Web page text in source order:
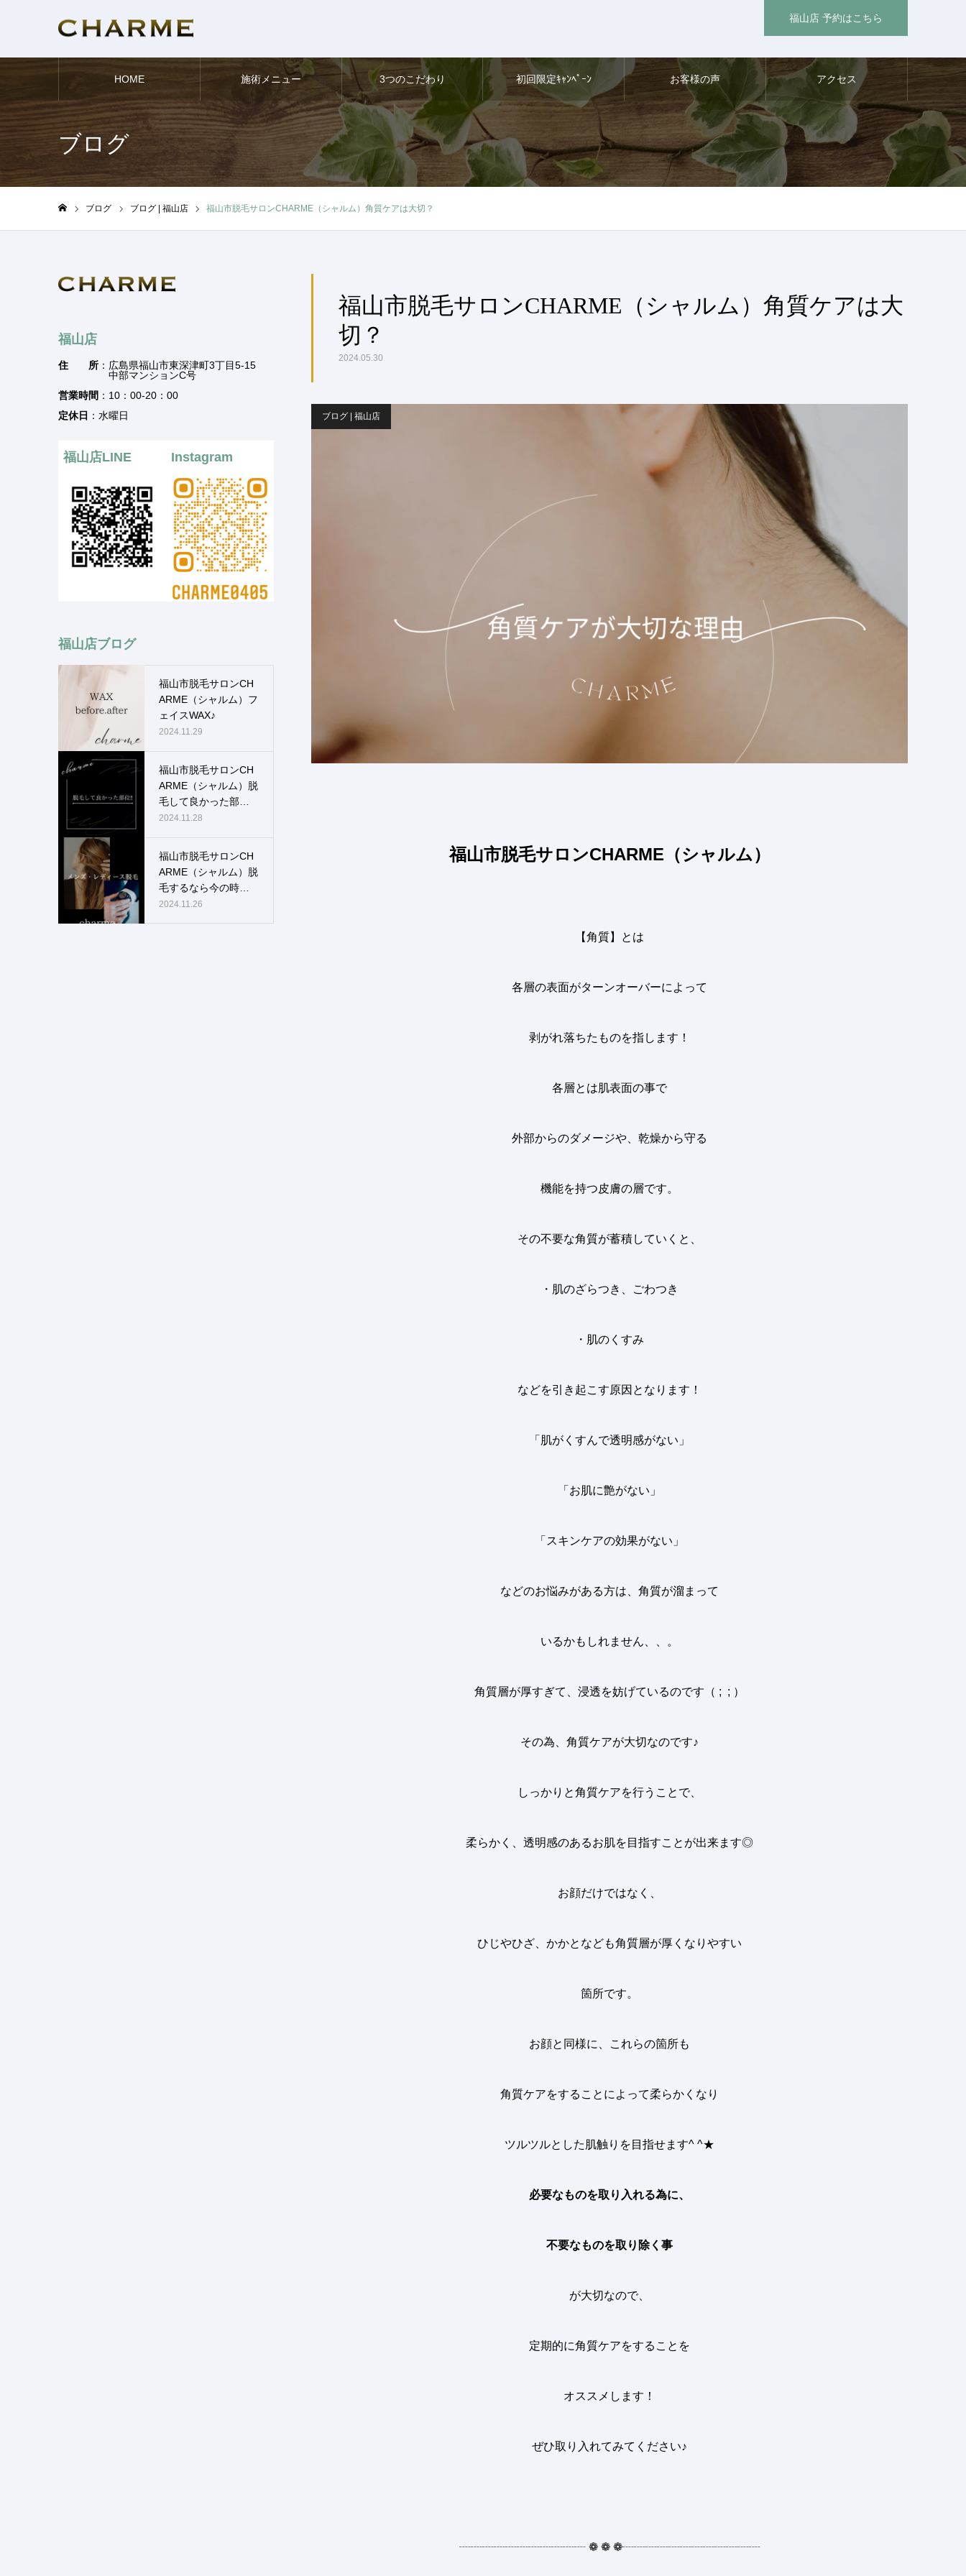
福山店 予約はこちら
HOME 施術メニュー 3つのこだわり 初回限定ｷｬﾝﾍﾟｰﾝ お客様の声 アクセス
ブログ
ブログ ブログ | 福山店 福山市脱毛サロンCHARME（シャルム）角質ケアは大切？
福山市脱毛サロンCHARME（シャルム）角質ケアは大
切？
2024.05.30
ブログ | 福山店
福山市脱毛サロンCHARME（シャルム）
【角質】とは
各層の表面がターンオーバーによって
剥がれ落ちたものを指します！
各層とは肌表面の事で
外部からのダメージや、乾燥から守る
機能を持つ皮膚の層です。
その不要な角質が蓄積していくと、
・肌のざらつき、ごわつき
・肌のくすみ
などを引き起こす原因となります！
「肌がくすんで透明感がない」
「お肌に艶がない」
「スキンケアの効果がない」
などのお悩みがある方は、角質が溜まって
いるかもしれません、、。
角質層が厚すぎて、浸透を妨げているのです（ ; ; ）
その為、角質ケアが大切なのです♪
しっかりと角質ケアを行うことで、
柔らかく、透明感のあるお肌を目指すことが出来ます◎
お顔だけではなく、
ひじやひざ、かかとなども角質層が厚くなりやすい
箇所です。
お顔と同様に、これらの箇所も
角質ケアをすることによって柔らかくなり
ツルツルとした肌触りを目指せます^ ^★
必要なものを取り入れる為に、
不要なものを取り除く事
が大切なので、
定期的に角質ケアをすることを
オススメします！
ぜひ取り入れてみてください♪
┈┈┈┈┈┈┈┈┈┈┈ ❁ ❁ ❁┈┈┈┈┈┈┈┈┈┈┈┈
福山店
住 所 ：広島県福山市東深津町3丁目5-15
中部マンションC号
営業時間 ：10：00-20：00
定休日 ：水曜日
福山店LINE Instagram
福山店ブログ
福山市脱毛サロンCH
ARME（シャルム）フ
ェイスWAX♪
2024.11.29
福山市脱毛サロンCH
ARME（シャルム）脱
毛して良かった部
位！！
2024.11.28
福山市脱毛サロンCH
ARME（シャルム）脱
毛するなら今の時
期！！
2024.11.26